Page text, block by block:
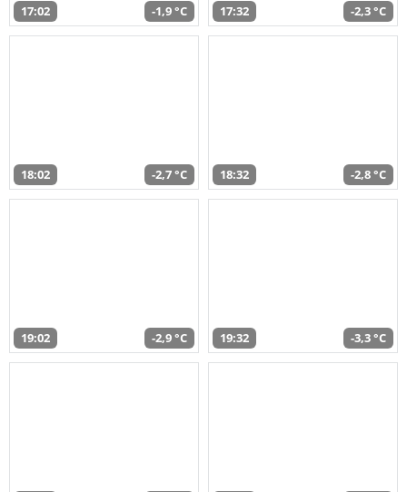
17:02 -1,9 °C 17:32 -2,3 °C
18:02 -2,7 °C 18:32 -2,8 °C
19:02 -2,9 °C 19:32 -3,3 °C